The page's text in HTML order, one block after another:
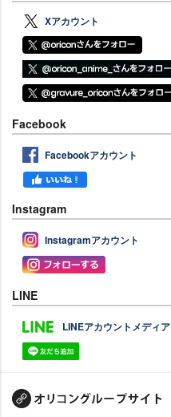
Xアカウント
Facebook
Facebookアカウント
Instagram
Instagramアカウント
LINE
LINEアカウントメディア